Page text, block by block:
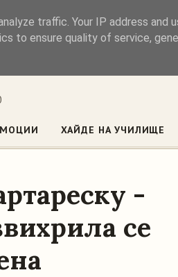
ХАЙДЕ НА УЧИЛИЩЕ
-
се
traffic. Your IP address and
to ensure quality of service,